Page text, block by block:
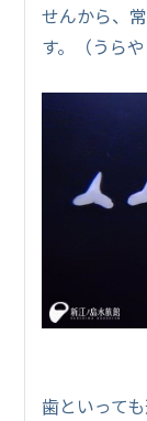
せんから、
す。（うらや
歯といって